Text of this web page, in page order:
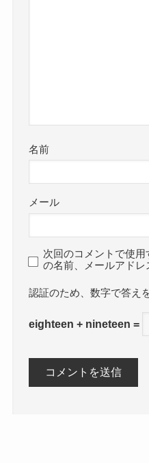
名前
メール
次回のコメントで使
の名前、メールアドレ
数字で答え
eighteen + nineteen =